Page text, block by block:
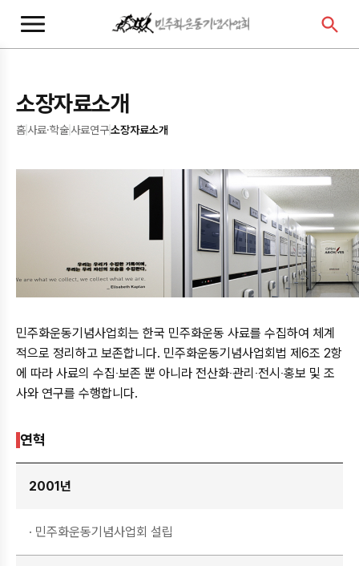
바
뉴
소장자료소개
홈사료·학술사료연구소장자료소개
민주화운동기념사업회는 한국 민주화운동 사료를 수집하여 체계
적으로 정리하고 보존합니다. 민주화운동기념사업회법 제6조 2항
에 따라 사료의 수집‧보존 뿐 아니라 전산화‧관리‧전시‧홍보 및 조
사와 연구를 수행합니다.
연혁
2001년
· 민주화운동기념사업회 설립